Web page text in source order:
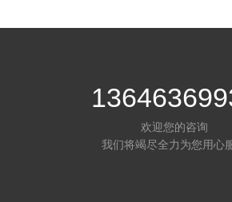
欢迎您的咨询
我们将竭尽全力为您用心